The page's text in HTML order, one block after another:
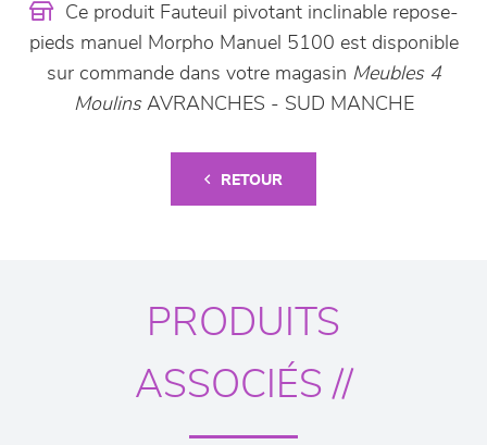
Ce produit Fauteuil pivotant inclinable repose-
pieds manuel Morpho Manuel 5100 est disponible
sur commande dans votre magasin Meubles 4
MoulinsAVRANCHES - SUD MANCHE
RETOUR
PRODUITS
ASSOCIÉS //